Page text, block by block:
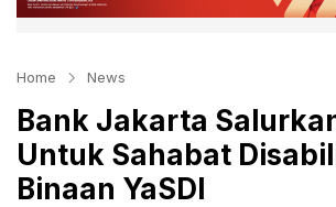
Home News
Bank Jakarta
Untuk Sahabat
Binaan YaSDI